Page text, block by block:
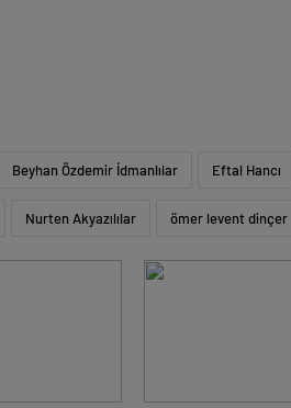
Beyhan Özdemir İdmanlılar Eftal Hancı
Nurten Akyazılılar ömer levent dinçer